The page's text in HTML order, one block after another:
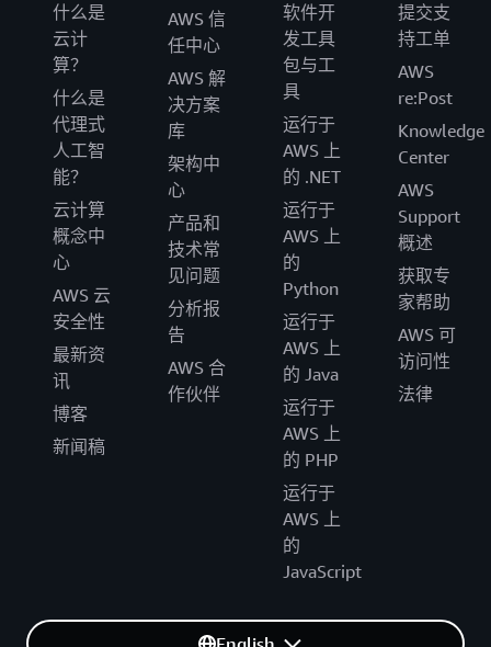
什么是
云计
算？
什么是
代理式
人工智
能？
云计算
概念中
心
AWS 云
安全性
最新资
讯
博客
新闻稿
AWS 信
任中心
AWS 解
决方案
库
架构中
心
产品和
技术常
见问题
分析报
告
AWS 合
作伙伴
软件开
发工具
包与工
具
运行于
AWS 上
的 .NET
运行于
AWS 上
的
Python
运行于
AWS 上
的 Java
运行于
AWS 上
的 PHP
运行于
AWS 上
的
JavaScript
提交支
持工单
AWS
re:Post
Knowledge
Center
AWS
Support
概述
获取专
家帮助
AWS 可
访问性
法律